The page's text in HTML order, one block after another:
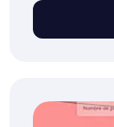
Teniendo en
que
entorno
formulario